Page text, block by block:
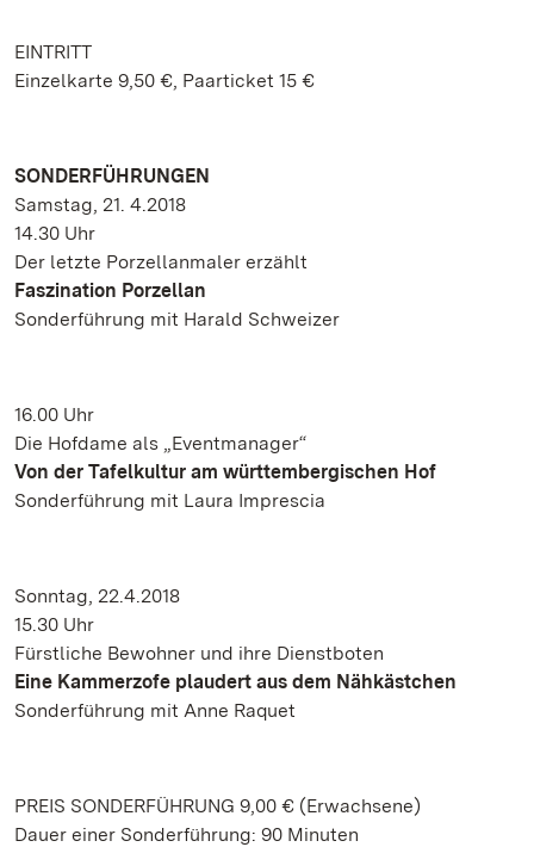
EINTRITT
Einzelkarte 9,50 €, Paarticket 15 €
SONDERFÜHRUNGEN
Samstag, 21. 4.2018
14.30 Uhr
Der letzte Porzellanmaler erzählt
Faszination Porzellan
Sonderführung mit Harald Schweizer
16.00 Uhr
Die Hofdame als „Eventmanager“
Von der Tafelkultur am württembergischen Hof
Sonderführung mit Laura Imprescia
Sonntag, 22.4.2018
15.30 Uhr
Fürstliche Bewohner und ihre Dienstboten
Eine Kammerzofe plaudert aus dem Nähkästchen
Sonderführung mit Anne Raquet
PREIS SONDERFÜHRUNG 9,00 € (Erwachsene)
Dauer einer Sonderführung: 90 Minuten